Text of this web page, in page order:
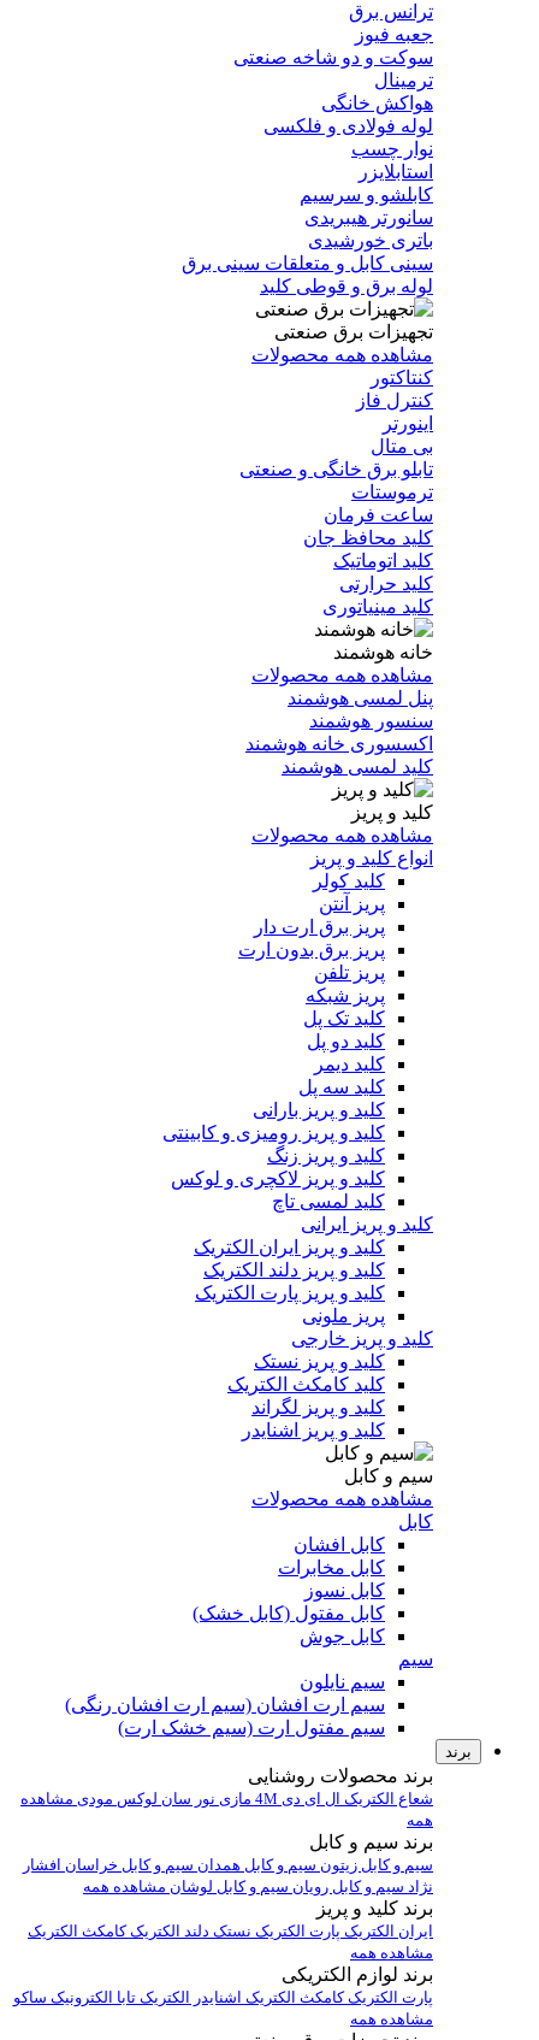
ترانس برق
جعبه فیوز
سوکت و دو شاخه صنعتی
ترمینال
هواکش خانگی
لوله فولادی و فلکسی
نوار چسب
استابلایزر
کابلشو و سرسیم
سانورتر هیبریدی
باتری خورشیدی
سینی کابل و متعلقات سینی برق
لوله برق و قوطی کلید
تجهیزات برق صنعتی
مشاهده همه محصولات
کنتاکتور
کنترل فاز
اینورتر
بی متال
تابلو برق خانگی و صنعتی
ترموستات
ساعت فرمان
کلید محافظ جان
کلید اتوماتیک
کلید حرارتی
کلید مینیاتوری
خانه هوشمند
مشاهده همه محصولات
پنل لمسی هوشمند
سنسور هوشمند
اکسسوری خانه هوشمند
کلید لمسی هوشمند
کلید و پریز
مشاهده همه محصولات
انواع کلید و پریز
کلید کولر
پریز آنتن
پریز برق ارت دار
پریز برق بدون ارت
پریز تلفن
پریز شبکه
کلید تک پل
کلید دو پل
کلید دیمر
کلید سه پل
کلید و پریز بارانی
کلید و پریز رومیزی و کابینتی
کلید و پریز زنگ
کلید و پریز لاکچری و لوکس
کلید لمسی تاچ
کلید و پریز ایرانی
کلید و پریز ایران الکتریک
کلید و پریز دلند الکتریک
کلید و پریز پارت الکتریک
پریز ملونی
کلید و پریز خارجی
کلید و پریز نستک
کلید کامکث الکتریک
کلید و پریز لگراند
کلید و پریز اشنایدر
سیم و کابل
مشاهده همه محصولات
کابل
کابل افشان
کابل مخابرات
کابل نسوز
کابل مفتول (کابل خشک)
کابل جوش
سیم
سیم نایلون
سیم ارت افشان (سیم ارت افشان رنگی)
سیم مفتول ارت (سیم خشک ارت)
برند
برند محصولات روشنایی
شعاع الکتریک ال ای دی 4M مازی نور سان لوکس مودی مشاهده
همه
برند سیم و کابل
سیم و کابل زیتون سیم و کابل همدان سیم و کابل خراسان افشار
نژاد سیم و کابل رویان سیم و کابل لوشان مشاهده همه
برند کلید و پریز
ایران الکتریک پارت الکتریک نستک دلند الکتریککامکث الکتریک
مشاهده همه
برند لوازم الکتریکی
پارت الکتریککامکث الکتریک اشنایدر الکتریک تابا الکترونیک ساکو
مشاهده همه